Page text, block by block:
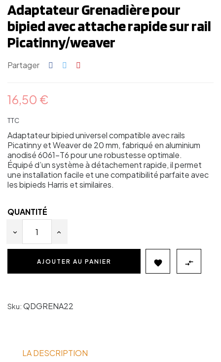
Adaptateur Grenadière pour
bipied avec attache rapide sur rail
Picatinny/weaver
Partager
16,50 €
TTC
Adaptateur bipied universel compatible avec rails
Picatinny et Weaver de 20 mm, fabriqué en aluminium
anodisé 6061-T6 pour une robustesse optimale.
Équipé d’un système à détachement rapide, il permet
une installation facile et une compatibilité parfaite avec
les bipieds Harris et similaires.
QUANTITÉ
AJOUTER AU PANIER  
Sku: QDGRENA22
LA DESCRIPTION